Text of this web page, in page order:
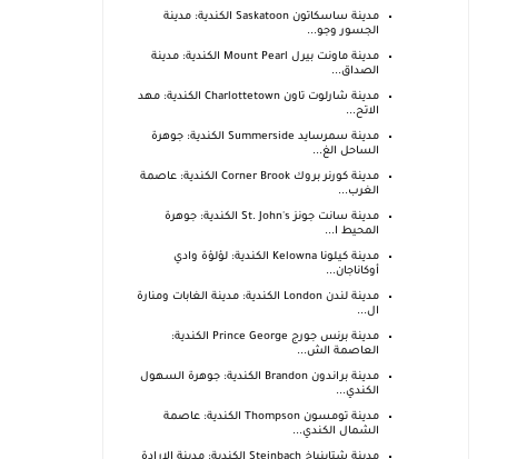
مدينة ساسكاتون Saskatoon الكندية: مدينة
الجسور وجو...
مدينة ماونت بيرل Mount Pearl الكندية: مدينة
الصداق...
مدينة شارلوت تاون Charlottetown الكندية: مهد
الاتح...
مدينة سمرسايد Summerside الكندية: جوهرة
الساحل الغ...
مدينة كورنر بروك Corner Brook الكندية: عاصمة
الغرب...
مدينة سانت جونز St. John's الكندية: جوهرة
المحيط ا...
مدينة كيلونا Kelowna الكندية: لؤلؤة وادي
أوكاناجان...
مدينة لندن London الكندية: مدينة الغابات ومنارة
ال...
مدينة برنس جورج Prince George الكندية:
العاصمة الش...
مدينة براندون Brandon الكندية: جوهرة السهول
الكندي...
مدينة تومسون Thompson الكندية: عاصمة
الشمال الكندي...